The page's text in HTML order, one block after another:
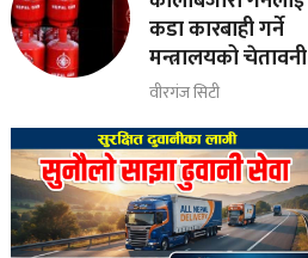
कडा कारबाही गर्ने
मन्त्रालयको चेतावनी
वीरगंज सिटी